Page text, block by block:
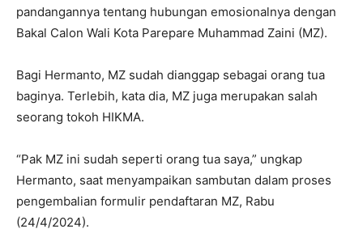
pandangannya tentang hubungan emosionalnya dengan
Bakal Calon Wali Kota Parepare Muhammad Zaini (MZ).
Bagi Hermanto, MZ sudah dianggap sebagai orang tua
baginya. Terlebih, kata dia, MZ juga merupakan salah
seorang tokoh HIKMA.
“Pak MZ ini sudah seperti orang tua saya,” ungkap
Hermanto, saat menyampaikan sambutan dalam proses
pengembalian formulir pendaftaran MZ, Rabu
(24/4/2024).